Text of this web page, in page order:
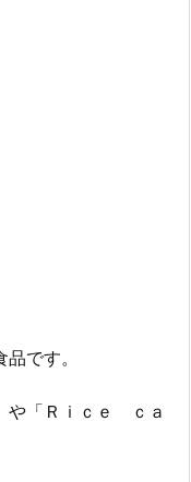
です。
や「Ｒｉｃｅ ｃａ